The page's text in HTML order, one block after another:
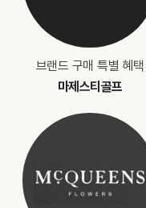
브랜드 구매 특별 혜택
마제스티골프